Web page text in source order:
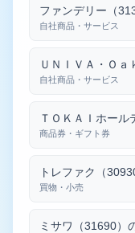
ファンデリー（
自社商品・サービス
ＵＮＩＶＡ・Ｏａ
自社商品・サービス
ＴＯＫＡＩホー
商品券・ギフト券
トレファク（
買物・小売
ミサワ（31690）